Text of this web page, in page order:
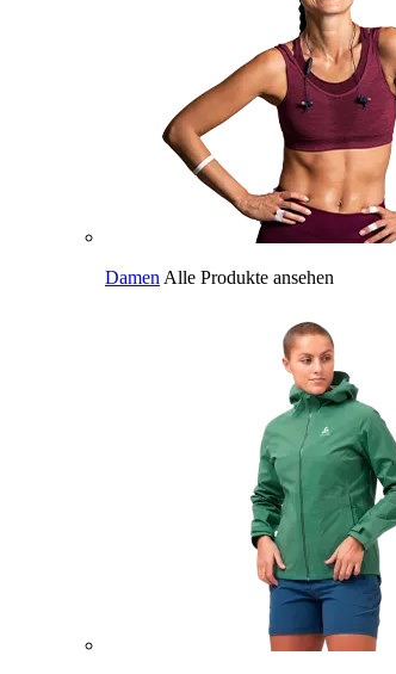
Damen Alle Produkte ansehen